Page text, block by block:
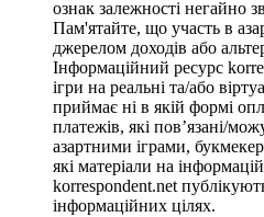
ознак залежності негайно
Пам'ятайте, що участь в
джерелом доходів або
Інформаційний ресурс
ігри на реальні та/або
приймає ні в якій формі
платежів, які пов’язані/
азартними іграми,
які матеріали на
korrespondent.net
інформаційних цілях.